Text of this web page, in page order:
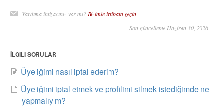
Yardıma ihtiyacınız var mı?Bizimle irtibata geçin
Son güncelleme Haziran 30, 2026
İLGILI SORULAR
Üyeliğimi nasıl iptal ederim?
Üyeliğimi iptal etmek ve profilimi silmek istediğimde ne
yapmalıyım?